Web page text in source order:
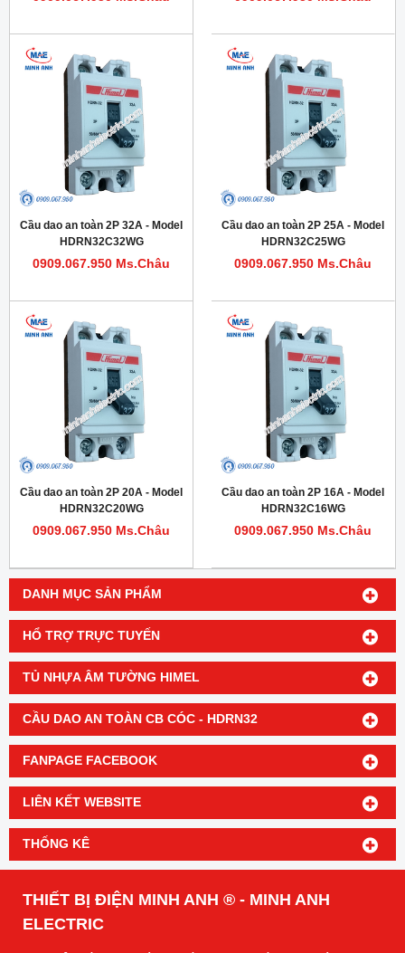
DANH MỤC SẢN PHẨM
HỔ TRỢ TRỰC TUYẾN
TỦ NHỰA ÂM TƯỜNG HIMEL
CẦU DAO AN TOÀN CB CÓC - HDRN32
FANPAGE FACEBOOK
LIÊN KẾT WEBSITE
THỐNG KÊ
Cầu dao an toàn 2P 32A - Model
HDRN32C32WG
0909.067.950 Ms.Châu
Cầu dao an toàn 2P 25A - Model
HDRN32C25WG
0909.067.950 Ms.Châu
Cầu dao an toàn 2P 20A - Model
HDRN32C20WG
0909.067.950 Ms.Châu
Cầu dao an toàn 2P 16A - Model
HDRN32C16WG
0909.067.950 Ms.Châu
THIẾT BỊ ĐIỆN MINH ANH ® - MINH ANH
ELECTRIC